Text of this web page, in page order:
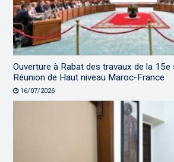
Ouverture à Rabat des travaux de la 15e
Réunion de Haut niveau Maroc-France
16/07/2026